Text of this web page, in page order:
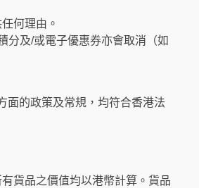
何理由。
分及/或電子優惠券亦會取消（如
面的政策及常規，均符合香港法
貨品之價值均以港幣計算。貨品